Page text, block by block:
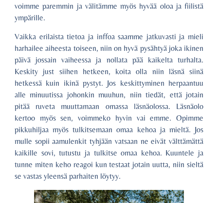
voimme paremmin ja välitämme myös hyvää oloa ja fiilistä
ympärille.
Vaikka erilaista tietoa ja inffoa saamme jatkuvasti ja mieli
harhailee aiheesta toiseen, niin on hyvä pysähtyä joka ikinen
päivä jossain vaiheessa ja nollata pää kaikelta turhalta.
Keskity just siihen hetkeen, koita olla niin läsnä siinä
hetkessä kuin ikinä pystyt. Jos keskittyminen herpaantuu
alle minuutissa johonkin muuhun, niin tiedät, että jotain
pitää ruveta muuttamaan omassa läsnäolossa. Läsnäolo
kertoo myös sen, voimmeko hyvin vai emme. Opimme
pikkuhiljaa myös tulkitsemaan omaa kehoa ja mieltä. Jos
mulle sopii aamulenkit tyhjään vatsaan ne eivät välttämättä
kaikille sovi, tutustu ja tulkitse omaa kehoa. Kuuntele ja
tunne miten keho reagoi kun testaat jotain uutta, niin sieltä
se vastas yleensä parhaiten löytyy.